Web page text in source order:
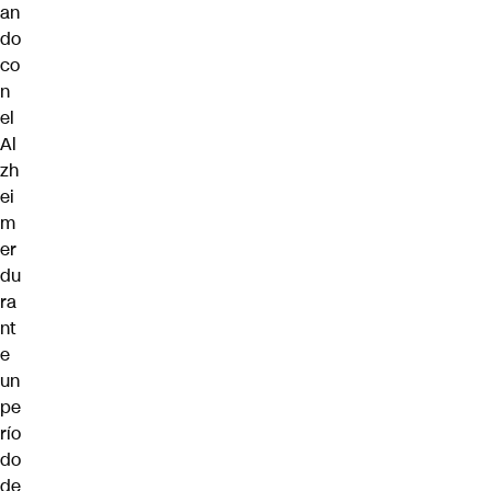
an
do
co
n
el
Al
zh
ei
m
er
du
ra
nt
e
un
pe
río
do
de